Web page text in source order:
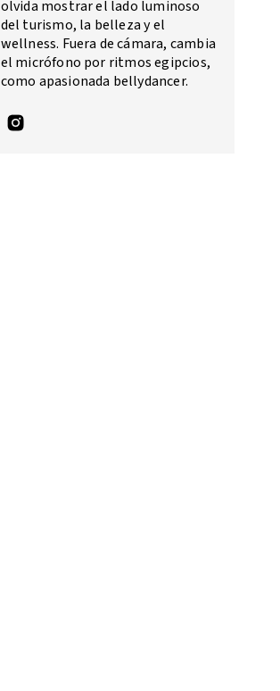
olvida mostrar el lado luminoso
del turismo, la belleza y el
wellness. Fuera de cámara, cambia
el micrófono por ritmos egipcios,
como apasionada bellydancer.